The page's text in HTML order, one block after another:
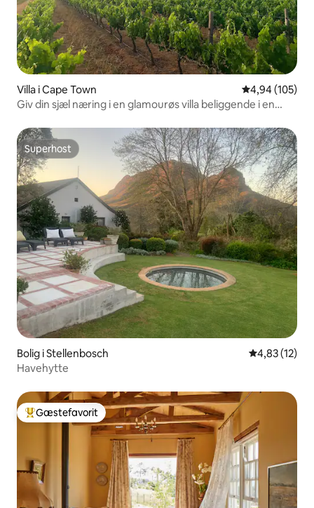
Villa i Cape Town 4,94 ud af 5 i
4,94 (105)
Giv din sjæl næring i en glamourøs villa beliggende i en
Superhost
Superhost
Bolig i Stellenbosch 4,83 ud af 5
4,83 (12)
Havehytte
Bedste gæstefavorit
Gæstefavorit